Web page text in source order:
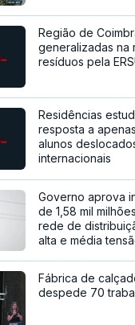
Região de
generalizadas na
resíduos pela
Residências
resposta a
alunos
internacionais
Governo aprova
de 1,58 mil
rede de
alta e média
Fábrica de
despede 70